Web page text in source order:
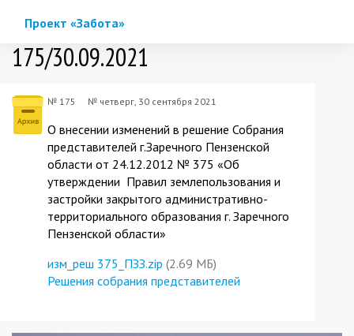
Проект «Забота»
175/30.09.2021
№ 175 № четверг, 30 сентября 2021
О внесении изменений в решение Собрания
представителей г.Заречного Пензенской
области от 24.12.2012 № 375 «Об
утверждении Правил землепользования и
застройки закрытого административно-
территориального образования г. Заречного
Пензенской области»
изм_реш 375_ПЗЗ.zip (2.69 МБ)
Решения собрания представителей